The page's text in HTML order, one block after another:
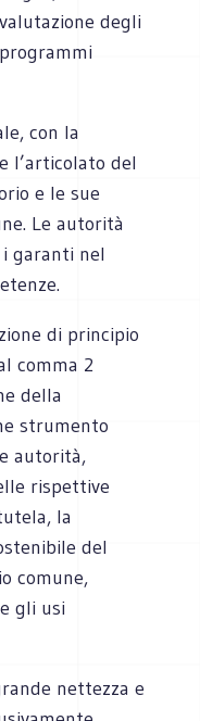
degli
con la
l’articolato del
e le sue
Le autorità
garanti nel
di principio
comma 2
della
strumento
autorità,
rispettive
la
del
comune,
gli usi
nettezza e